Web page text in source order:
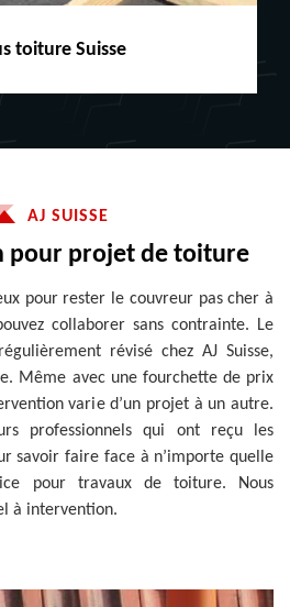
LE
AJ SUISSE
pour projet de toiture
pour rester le couvreur pas cher à
collaborer sans contrainte. Le
révisé chez AJ Suisse,
Même avec une fourchette de prix
varie d’un projet à un autre.
professionnels qui ont reçu les
savoir faire face à n’importe quelle
pour travaux de toiture. Nous
à intervention.